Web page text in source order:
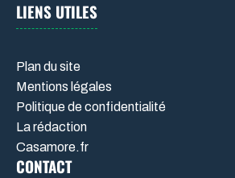
LIENS UTILES
Plan du site
Mentions légales
Politique de confidentialité
La rédaction
Casamore.fr
CONTACT